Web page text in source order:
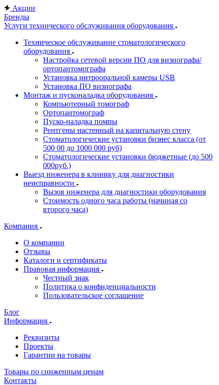
Акции
Бренды
Услуги технического обслуживания оборудования
Техническое обслуживание стоматологического
оборудования
Настройка сетевой версии ПО для визиографа/
ортопантомографа
Установка интрооральной камеры USB
Установка ПО визиографа
Монтаж и пусконаладка оборудования
Компьютерный томограф
Ортопантомограф
Пуско-наладка помпы
Рентгены настенный на капитальную стену
Стоматологические установки бизнес класса (от
500 00 до 1000 000 руб)
Стоматологические установки бюджетные (до 500
000руб.)
Выезд инженера в клинику для диагностики
неисправности
Вызов инженера для диагностики оборудования
Стоимость одного часа работы (начиная со
второго часа)
Компания
О компании
Отзывы
Каталоги и сертификаты
Правовая информация
Честный знак
Политика о конфиденциальности
Пользовательское соглашение
Блог
Информация
Реквизиты
Проекты
Гарантии на товары
Товары по сниженным ценам
Контакты